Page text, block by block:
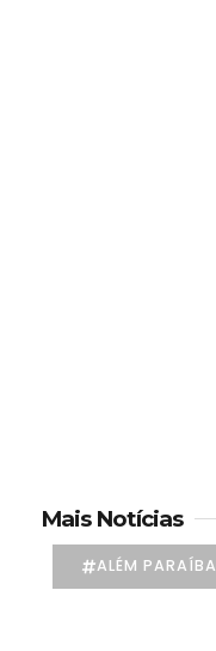
Mais Notícias
ALÉM PARAÍBA